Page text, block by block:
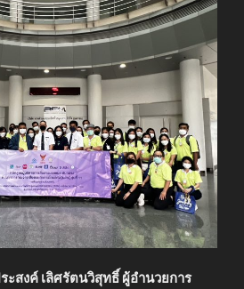
สงค์ เลิศรัตนวิสุทธิ์ ผู้อำนวยการ